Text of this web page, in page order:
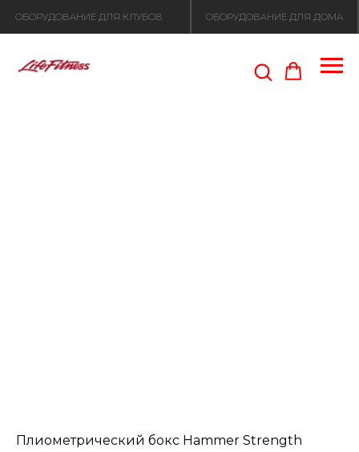
Плиометрический бокс Hammer Strength